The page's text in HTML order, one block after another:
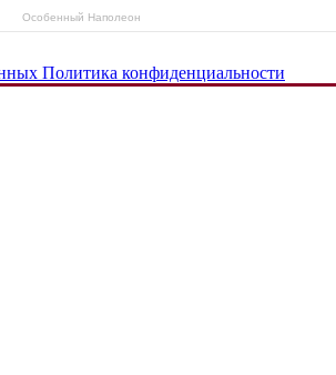
Особенный Наполеон
Политика конфиденциальности